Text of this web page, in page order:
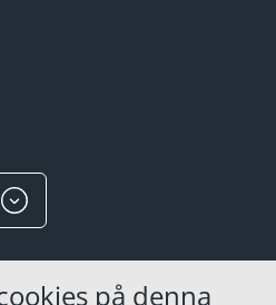
på denna